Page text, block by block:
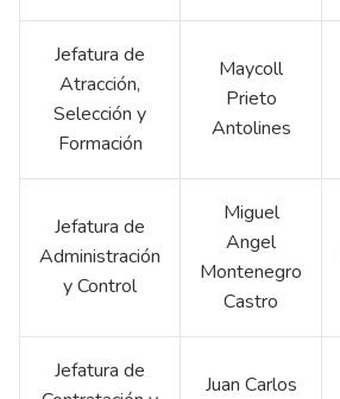
Jefatura de
Atracción,
Selección y
Formación
Maycoll
Prieto
Antolines
Jefatura de
Administración
y Control
Miguel
Angel
Montenegro
Castro
Jefatura de
Juan Carlos